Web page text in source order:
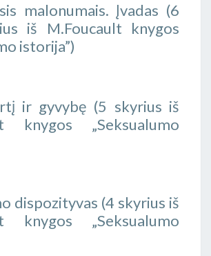
malonumais. Įvadas (6
iš M.Foucault knygos
istorija”)
ir gyvybę (5 skyrius iš
knygos „Seksualumo
dispozityvas (4 skyrius iš
knygos „Seksualumo